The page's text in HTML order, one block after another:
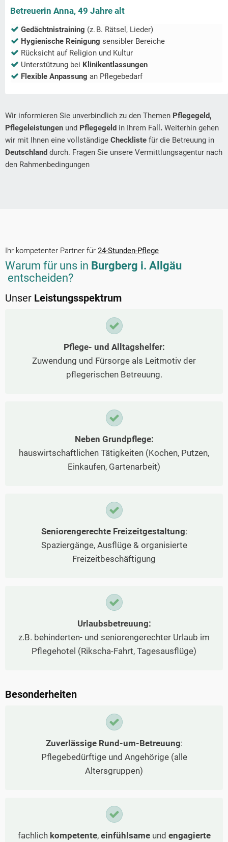
Betreuerin Anna, 49 Jahre alt
Gedächtnistraining (z. B. Rätsel, Lieder)
Hygienische Reinigung sensibler Bereiche
Rücksicht auf Religion und Kultur
Unterstützung bei Klinikentlassungen
Flexible Anpassung an Pflegebedarf
Wir informieren Sie unverbindlich zu den Themen Pflegegeld,
Pflegeleistungen und Pflegegeld in Ihrem Fall . Weiterhin gehen
wir mit Ihnen eine vollständige Checkliste für die Betreuung in
Deutschland durch. Fragen Sie unsere Vermittlungsagentur nach
den Rahmenbedingungen
Ihr kompetenter Partner für 24-Stunden-Pflege
Warum für uns in Burgberg i. Allgäu
entscheiden?
Unser Leistungsspektrum
Pflege- und Alltagshelfer:
Zuwendung und Fürsorge als Leitmotiv der
pflegerischen Betreuung.
Neben Grundpflege:
hauswirtschaftlichen Tätigkeiten (Kochen, Putzen,
Einkaufen, Gartenarbeit)
Seniorengerechte Freizeitgestaltung:
Spaziergänge, Ausflüge & organisierte
Freizeitbeschäftigung
Urlaubsbetreuung:
z.B. behinderten- und seniorengerechter Urlaub im
Pflegehotel (Rikscha-Fahrt, Tagesausflüge)
Besonderheiten
Zuverlässige Rund-um-Betreuung:
Pflegebedürftige und Angehörige (alle
Altersgruppen)
fachlich kompetente, einfühlsameund engagierte